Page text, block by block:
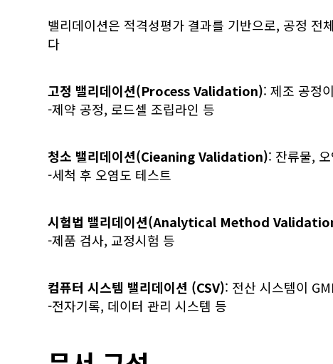
밸리데이션은 적격성평가 결과를 기반으로, 공정 전
다
고정 밸리데이션(Process Validation): 제조 공정
-제약 공정, 로드셀 조립라인 등
청소 밸리데이션(Cieaning Validation): 잔류물,
-세척 후 오염도 테스트
시험법 밸리데이션(Analytical Method
-제품 검사, 교정시험 등
컴퓨터 시스템 밸리데이션 (CSV): 전산 시스템이
-전자기록, 데이터 관리 시스템 등